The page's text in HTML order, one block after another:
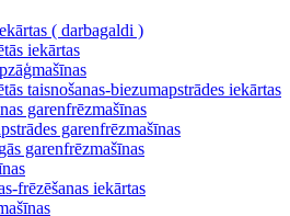
( darbagaldi )
iekārtas
taisnošanas-biezumapstrādes iekārtas
garenfrēzmašīnas
garenfrēzmašīnas
garenfrēzmašīnas
frēzēšanas iekārtas